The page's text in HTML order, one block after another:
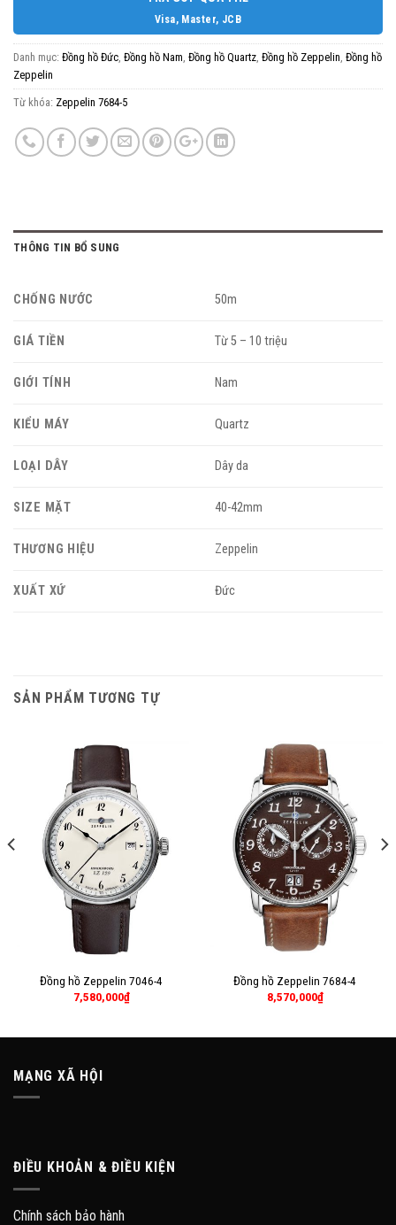
Visa, Master, JCB
Danh mục: Đồng hồ Đức, Đồng hồ Nam, Đồng hồ Quartz, Đồng hồ Zeppelin, Đồng hồ
Zeppelin
Từ khóa: Zeppelin 7684-5
THÔNG TIN BỔ SUNG
CHỐNG NƯỚC 50m
GIÁ TIỀN Từ 5 – 10 triệu
GIỚI TÍNH Nam
KIỂU MÁY Quartz
LOẠI DÂY Dây da
SIZE MẶT 40-42mm
THƯƠNG HIỆU Zeppelin
XUẤT XỨ Đức
SẢN PHẨM TƯƠNG TỰ
Đồng hồ Zeppelin 7046-4
7,580,000₫
Đồng hồ Zeppelin 7684-4
8,570,000₫
MẠNG XÃ HỘI
ĐIỀU KHOẢN & ĐIỀU KIỆN
Chính sách bảo hành